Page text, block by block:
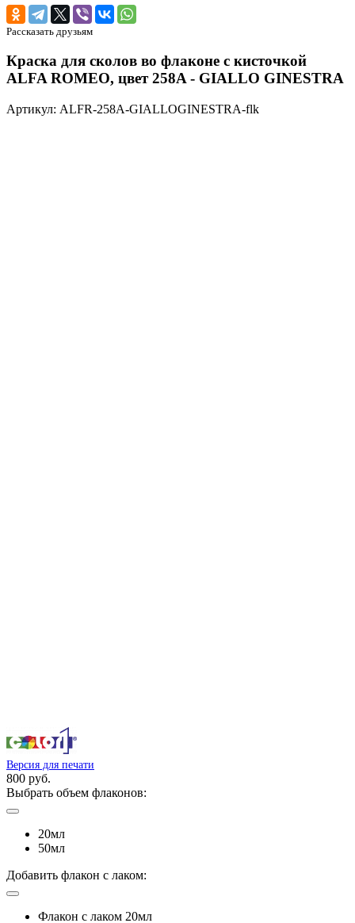
Рассказать друзьям
Краска для сколов во флаконе с кисточкой
ALFA ROMEO, цвет 258A - GIALLO GINESTRA
Артикул: ALFR-258A-GIALLOGINESTRA-flk
Версия для печати
800 руб.
Выбрать объем флаконов:
20мл
50мл
Добавить флакон с лаком:
Флакон с лаком 20мл